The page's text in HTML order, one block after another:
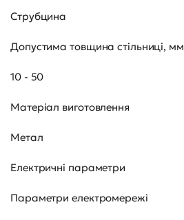
Струбцина
Допустима товщина стільниці, мм
10 - 50
Матеріал виготовлення
Метал
Електричні параметри
Параметри електромережі